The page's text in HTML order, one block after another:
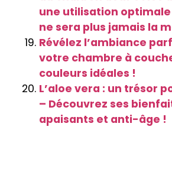
une utilisation
ne sera plus jamais la
Révélez l’ambiance
votre chambre à
couleurs idéales !
L’aloe vera : un trésor
– Découvrez ses
apaisants et anti-âge !